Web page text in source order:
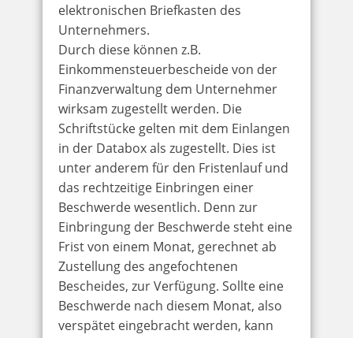
elektronischen Briefkasten des
Unternehmers.
Durch diese können z.B.
Einkommensteuerbescheide von der
Finanzverwaltung dem Unternehmer
wirksam zugestellt werden. Die
Schriftstücke gelten mit dem Einlangen
in der Databox als zugestellt. Dies ist
unter anderem für den Fristenlauf und
das rechtzeitige Einbringen einer
Beschwerde wesentlich. Denn zur
Einbringung der Beschwerde steht eine
Frist von einem Monat, gerechnet ab
Zustellung des angefochtenen
Bescheides, zur Verfügung. Sollte eine
Beschwerde nach diesem Monat, also
verspätet eingebracht werden, kann